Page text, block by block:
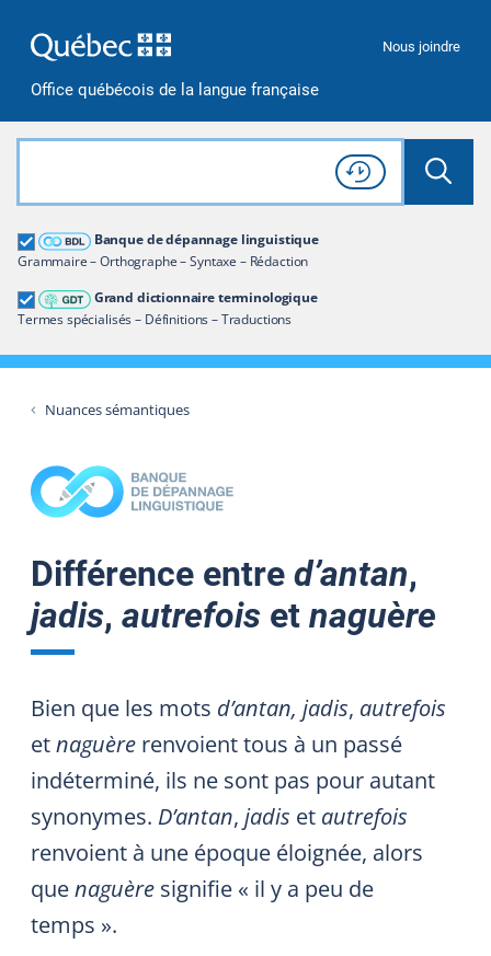
Office québécois de la langue française
Nous joindre
Rechercher dans tout le site
Lancer
Consulter l'
Historique
de recherche
Banque de dépannage linguistique
Grammaire – Orthographe – Syntaxe – Rédaction
Grand dictionnaire terminologique
Termes spécialisés – Définitions – Traductions
Grand dictionnaire terminologique
Restreindre aux termes
Nuances sémantiques
Différence entre d’antan,
jadis, autrefois et naguère
Bien que les mots d’antan, jadis, autrefois
etnaguère renvoient tous à un passé
indéterminé, ils ne sont pas pour autant
synonymes. D’antan, jadis et autrefois
renvoient à une époque éloignée, alors
quenaguère signifie « il y a peu de
temps ».